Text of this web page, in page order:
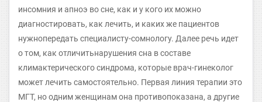
инсомния и апноэ во сне, как и у кого их можно
диагностировать, как лечить, и каких же пациентов
нужнопередать специалисту-сомнологу. Далее речь идет
о том, как отличитьнарушения сна в составе
климактерического синдрома, которые врач-гинеколог
может лечить самостоятельно. Первая линия терапии это
МГТ, но одним женщинам она противопоказана, а другие